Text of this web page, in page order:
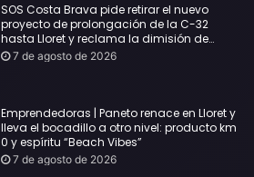
SOS Costa Brava pide retirar el nuevo
proyecto de prolongación de la C-32
hasta Lloret y reclama la dimisión de
Sílvia Paneque
7 de agosto de 2026
Emprendedoras | Paneto renace en Lloret y
lleva el bocadillo a otro nivel: producto km
0 y espíritu “Beach Vibes”
7 de agosto de 2026